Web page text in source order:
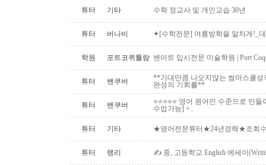
튜터 기타 수학 정교사 및 개인교습 30년
튜터 버나비 ✦[수학전문] 여름방학을 알차게!_
학원 포트코퀴틀람 밴아트 입시전문 미술학원 | Port
튜터 밴쿠버
**기대만큼 나오지않는 썸머스쿨
완성의 기회를**
튜터 밴쿠버
⭐⭐⭐⭐⭐ 영어 원어민 수준으로
수업가능] +..
튜터 기타 ★영어전문튜터★24년경력★조회
튜터 랭리 ✍ 중, 고등학교 English 에세이